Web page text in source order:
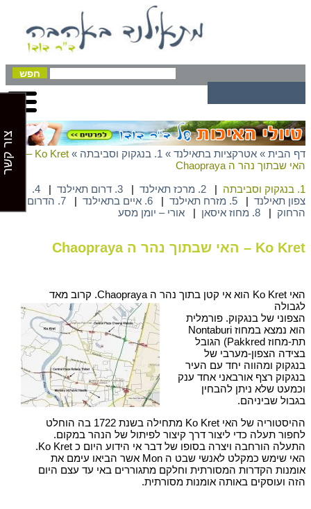
דף הבית » אטרקציות בתאילנד » 1. בנגקוק וסביבתה »
Ko Kret –
האי שבתוך נהר ה Chaopraya
1. בנגקוק וסביבתה
| 2. מרכז תאילנד | 3. דרום תאילנד |
4.
צפון תאילנד | 5. מזרח תאילנד | 6. איים בתאילנד |
7. הדרום
הרחוק | 8. מחוז איסאן | אורי – יומן מסע
Ko Kret – האי שבתוך נהר ה Chaopraya
האי Ko Kret הוא אי קטן בתוך נהר ה Chaopraya. קרוב מאד
לגבולה
הצפוני של בנגקוק. פורמלית
הוא נמצא במחוז Nontaburi
תת-מחוז Pakkred) הגובל
בצידה הצפון-מערבי של
בנגקוק ומהווה יחד עם העיר
בנגקוק רצף אורבאני אחד ענק
וכמעט שלא ניתן להבחין
בגבול שביניהם.
ההיסטוריה של האי Ko Kret מתחילה בשנת 1722 בה הוחלט
לחפור תעלה כדי ליצור דרך קיצור לפיתול של הנהר במקום.
התעלה הורחבה ויצרה בסופו של דבר אי הידוע היום כ Ko Kret.
האי שימש כמקלט לאנשי שבט ה Mon אשר הביאו עימם את
אומנות הקדרות המסורתית וחלקם מתגוררים באי עד עצם היום
הזה ועוסקים באותה אומנות מסורתית.
צור קשר